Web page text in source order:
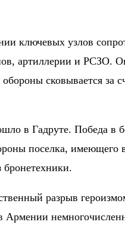
ключевых узлов
артиллерии и РСЗО.
сковывается за
в Гадруте. Победа в
поселка, имеющего
бронетехники.
разрыв